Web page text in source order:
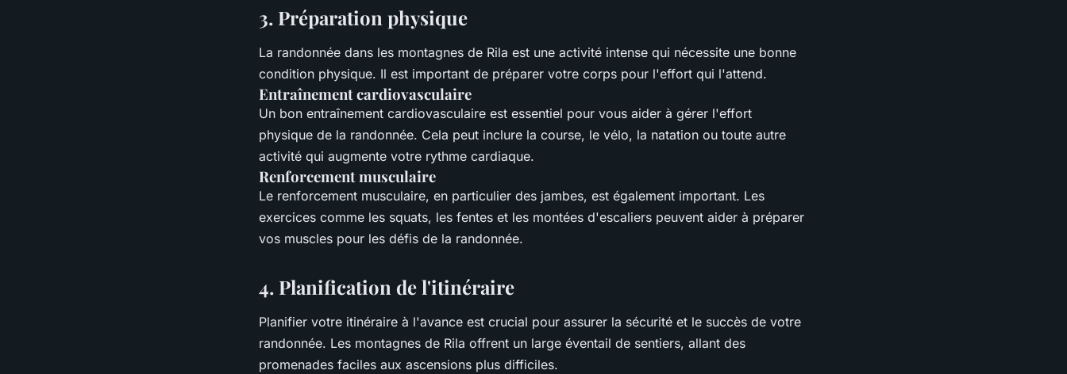
3. Préparation physique
La randonnée dans les montagnes de Rila est une activité intense qui nécessite une bonne
condition physique. Il est important de préparer votre corps pour l'effort qui l'attend.
Entraînement cardiovasculaire
Un bon entraînement cardiovasculaire est essentiel pour vous aider à gérer l'effort
physique de la randonnée. Cela peut inclure la course, le vélo, la natation ou toute autre
activité qui augmente votre rythme cardiaque.
Renforcement musculaire
Le renforcement musculaire, en particulier des jambes, est également important. Les
exercices comme les squats, les fentes et les montées d'escaliers peuvent aider à préparer
vos muscles pour les défis de la randonnée.
4. Planification de l'itinéraire
Planifier votre itinéraire à l'avance est crucial pour assurer la sécurité et le succès de votre
randonnée. Les montagnes de Rila offrent un large éventail de sentiers, allant des
promenades faciles aux ascensions plus difficiles.